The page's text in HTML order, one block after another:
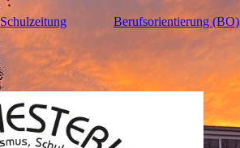
Schulzeitung Berufsorientierung (BO)